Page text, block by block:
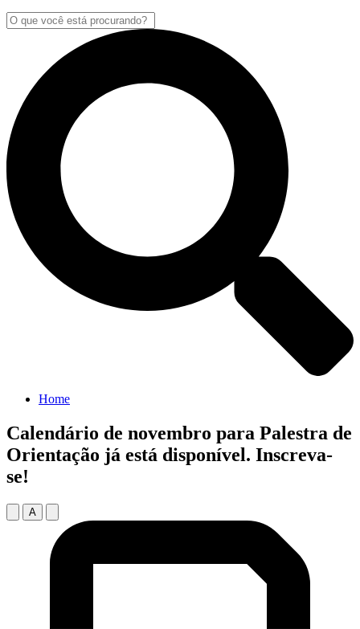
Home
Calendário de novembro para Palestra de
Orientação já está disponível. Inscreva-
se!
A